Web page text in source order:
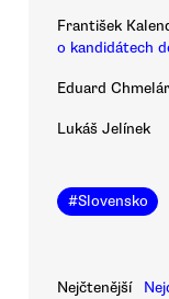
František
o kandidátech
Eduard Chmelár
Lukáš Jelínek
#Slovensko
Nejčtenější